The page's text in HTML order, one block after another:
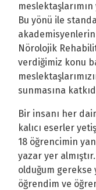
Bu yönü ile
akademisyenlerin
Nörolojik
verdiğimiz konu
sunmasına
Bir insanı her
kalıcı eserler
18 öğrencimin
yazar yer
olduğum gerekse
öğrendim ve